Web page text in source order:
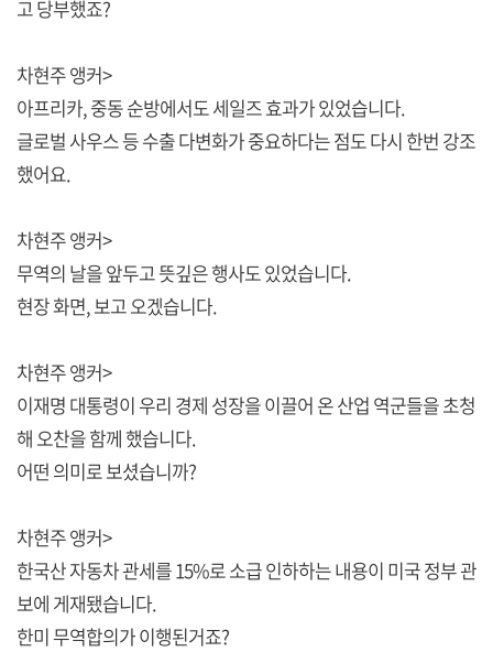
고 당부했죠?
차현주 앵커>
아프리카, 중동 순방에서도 세일즈 효과가 있었습니다.
글로벌 사우스 등 수출 다변화가 중요하다는 점도 다시 한번 강조
했어요.
차현주 앵커>
무역의 날을 앞두고 뜻깊은 행사도 있었습니다.
현장 화면, 보고 오겠습니다.
차현주 앵커>
이재명 대통령이 우리 경제 성장을 이끌어 온 산업 역군들을 초청
해 오찬을 함께 했습니다.
어떤 의미로 보셨습니까?
차현주 앵커>
한국산 자동차 관세를 15%로 소급 인하하는 내용이 미국 정부 관
보에 게재됐습니다.
한미 무역합의가 이행된거죠?